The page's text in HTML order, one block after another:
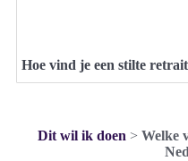
Hoe vind je een stilte
Dit wil ik doen > Welke